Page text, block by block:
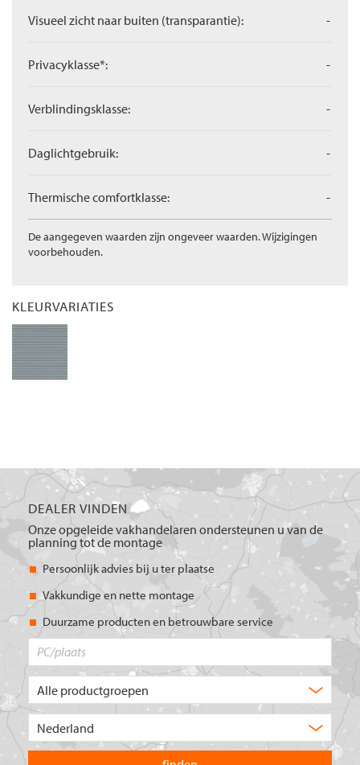
Visueel zicht naar buiten (transparantie): -
Privacyklasse*: -
Verblindingsklasse: -
Daglichtgebruik: -
Thermische comfortklasse: -
De aangegeven waarden zijn ongeveer waarden. Wijzigingen
voorbehouden.
KLEURVARIATIES
DEALER VINDEN
Onze opgeleide vakhandelaren ondersteunen u van de
planning tot de montage
Persoonlijk advies bij u ter plaatse
Vakkundige en nette montage
Duurzame producten en betrouwbare service
product
u?
land